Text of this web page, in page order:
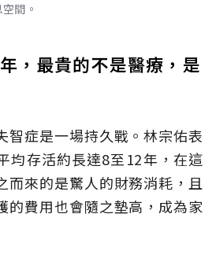
間。
，最貴的不是醫療，是
智症是一場持久戰。林宗佑表
均存活約長達8至12年，在這
而來的是驚人的財務消耗，且
的費用也會隨之墊高，成為家